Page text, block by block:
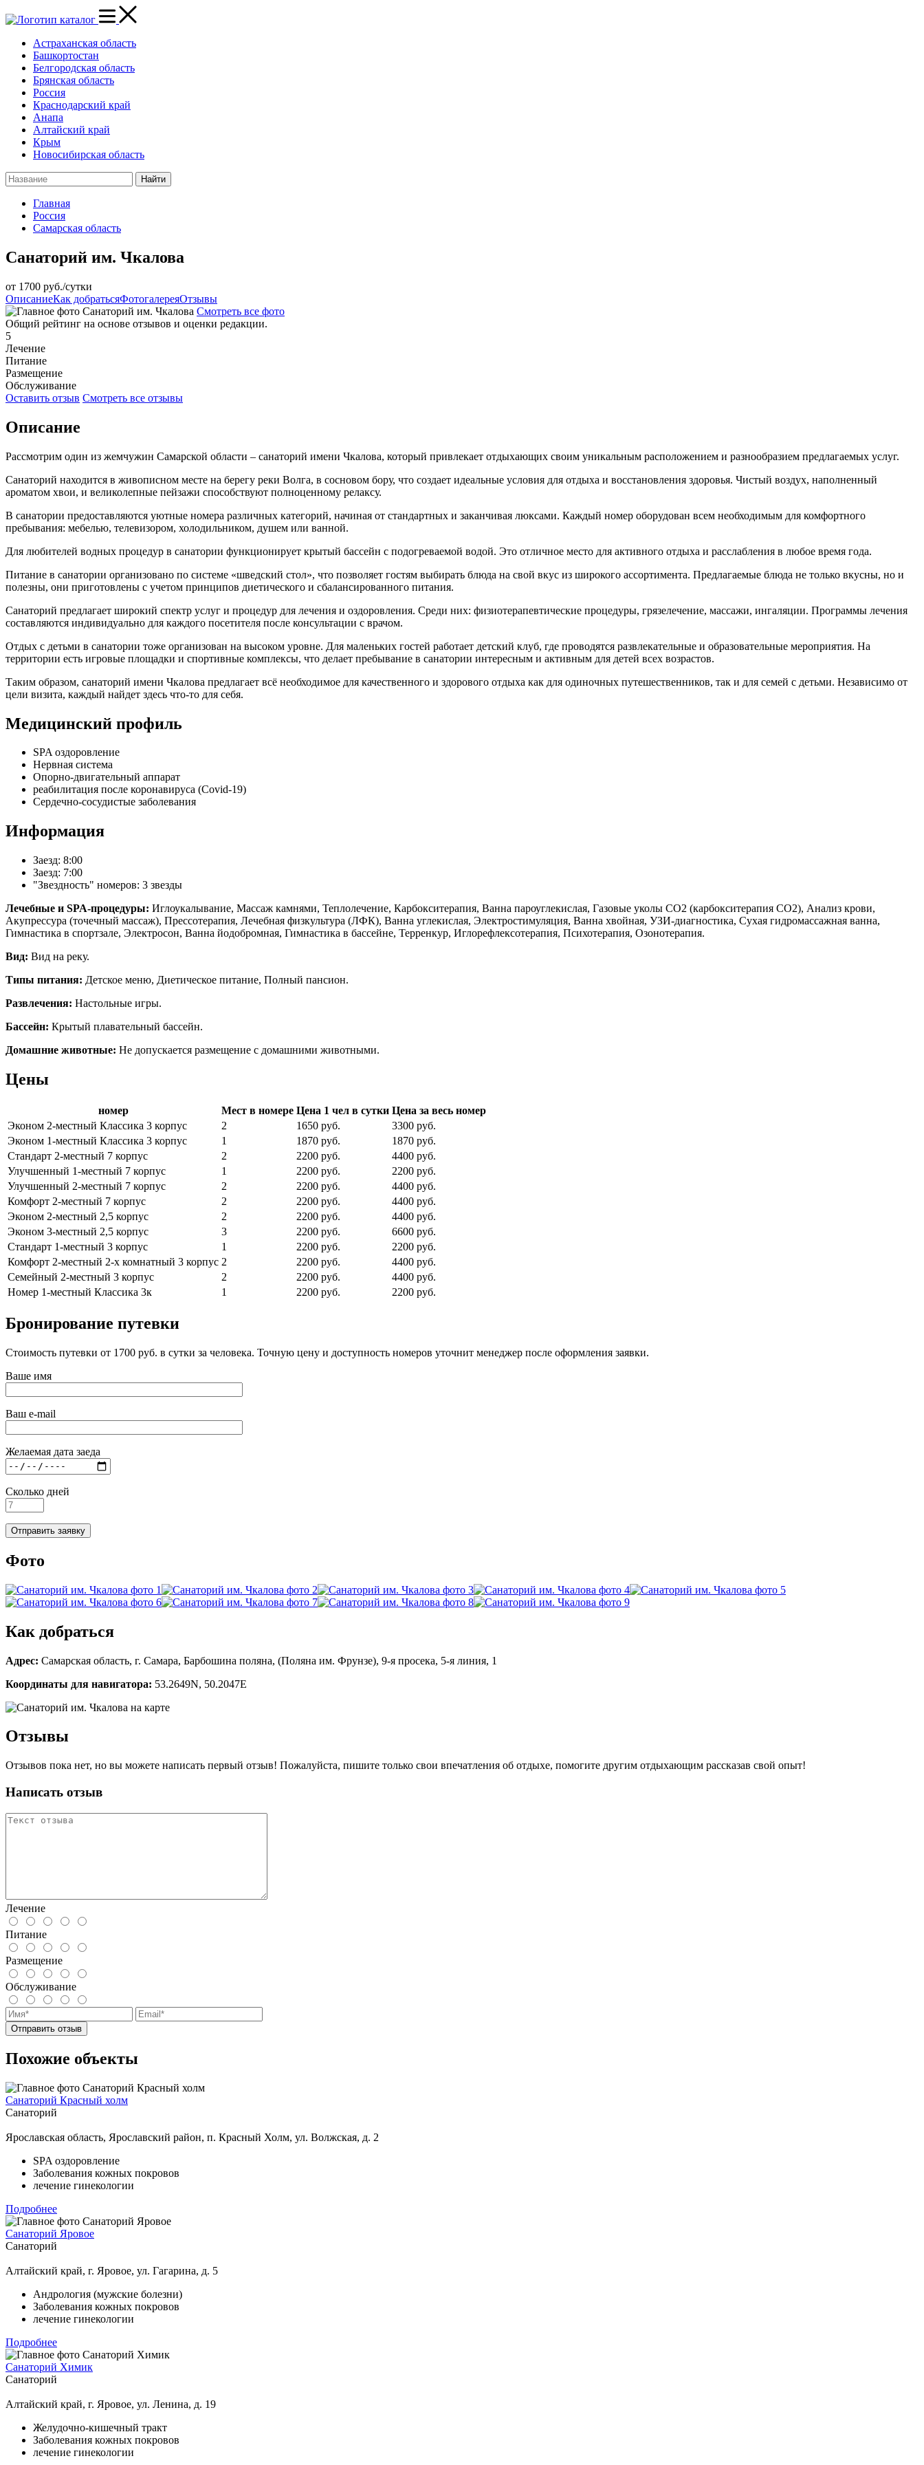
каталог
Астраханская область
Башкортостан
Белгородская область
Брянская область
Россия
Краснодарский край
Анапа
Алтайский край
Крым
Новосибирская область
Главная
Россия
Самарская область
Санаторий им. Чкалова
от 1700 руб./сутки
ОписаниеКак добратьсяФотогалереяОтзывы
Смотреть все фото
Общий рейтинг на основе отзывов и оценки редакции.
5
Лечение
Питание
Размещение
Обслуживание
Оставить отзыв Смотреть все отзывы
Описание
Рассмотрим один из жемчужин Самарской области – санаторий имени Чкалова, который привлекает отдыхающих своим уникальным расположением и разнообразием предлагаемых услуг.
Санаторий находится в живописном месте на берегу реки Волга, в сосновом бору, что создает идеальные условия для отдыха и восстановления здоровья. Чистый воздух, наполненный
ароматом хвои, и великолепные пейзажи способствуют полноценному релаксу.
В санатории предоставляются уютные номера различных категорий, начиная от стандартных и заканчивая люксами. Каждый номер оборудован всем необходимым для комфортного
пребывания: мебелью, телевизором, холодильником, душем или ванной.
Для любителей водных процедур в санатории функционирует крытый бассейн с подогреваемой водой. Это отличное место для активного отдыха и расслабления в любое время года.
Питание в санатории организовано по системе «шведский стол», что позволяет гостям выбирать блюда на свой вкус из широкого ассортимента. Предлагаемые блюда не только вкусны, но и
полезны, они приготовлены с учетом принципов диетического и сбалансированного питания.
Санаторий предлагает широкий спектр услуг и процедур для лечения и оздоровления. Среди них: физиотерапевтические процедуры, грязелечение, массажи, ингаляции. Программы лечения
составляются индивидуально для каждого посетителя после консультации с врачом.
Отдых с детьми в санатории тоже организован на высоком уровне. Для маленьких гостей работает детский клуб, где проводятся развлекательные и образовательные мероприятия. На
территории есть игровые площадки и спортивные комплексы, что делает пребывание в санатории интересным и активным для детей всех возрастов.
Таким образом, санаторий имени Чкалова предлагает всё необходимое для качественного и здорового отдыха как для одиночных путешественников, так и для семей с детьми. Независимо от
цели визита, каждый найдет здесь что-то для себя.
Медицинский профиль
SPA оздоровление
Нервная система
Опорно-двигательный аппарат
реабилитация после коронавируса (Covid-19)
Сердечно-сосудистые заболевания
Информация
Заезд: 8:00
Заезд: 7:00
"Звездность" номеров: 3 звезды
Лечебные и SPA-процедуры: Иглоукалывание, Массаж камнями, Теплолечение, Карбокситерапия, Ванна пароуглекислая, Газовые уколы СО2 (карбокситерапия СО2), Анализ крови,
Акупрессура (точечный массаж), Прессотерапия, Лечебная физкультура (ЛФК), Ванна углекислая, Электростимуляция, Ванна хвойная, УЗИ-диагностика, Сухая гидромассажная ванна,
Гимнастика в спортзале, Электросон, Ванна йодобромная, Гимнастика в бассейне, Терренкур, Иглорефлексотерапия, Психотерапия, Озонотерапия.
Вид: Вид на реку.
Типы питания: Детское меню, Диетическое питание, Полный пансион.
Развлечения: Настольные игры.
Бассейн: Крытый плавательный бассейн.
Домашние животные: Не допускается размещение с домашними животными.
Цены
номер Мест в номере Цена 1 чел в сутки Цена за весь номер
Эконом 2-местный Классика 3 корпус
2 1650 руб.
3300 руб.
Эконом 1-местный Классика 3 корпус
1 1870 руб.
1870 руб.
Стандарт 2-местный 7 корпус
2 2200 руб.
4400 руб.
Улучшенный 1-местный 7 корпус
1 2200 руб.
2200 руб.
Улучшенный 2-местный 7 корпус
2 2200 руб.
4400 руб.
Комфорт 2-местный 7 корпус
2 2200 руб.
4400 руб.
Эконом 2-местный 2,5 корпус
2 2200 руб.
4400 руб.
Эконом 3-местный 2,5 корпус
3 2200 руб.
6600 руб.
Стандарт 1-местный 3 корпус
1 2200 руб.
2200 руб.
Комфорт 2-местный 2-х комнатный 3 корпус 2 2200 руб.
4400 руб.
Семейный 2-местный 3 корпус
2 2200 руб.
4400 руб.
Номер 1-местный Классика 3к
1 2200 руб. 2200 руб.
Бронирование путевки
Стоимость путевки от 1700 руб. в сутки за человека. Точную цену и доступность номеров уточнит менеджер после оформления заявки.
Ваше имя
Ваш e-mail
Желаемая дата заеда
Сколько дней
Фото
Как добраться
Адрес: Самарская область, г. Самара, Барбошина поляна, (Полянa им. Фрунзе), 9-я просекa, 5-я линия, 1
Координаты для навигатора: 53.2649N, 50.2047Е
Отзывы
Отзывов пока нет, но вы можете написать первый отзыв! Пожалуйста, пишите только свои впечатления об отдыхе, помогите другим отдыхающим рассказав свой опыт!
Написать отзыв
Лечение
Питание
Размещение
Обслуживание
Похожие объекты
Санаторий Красный холм
Санаторий
Ярославская область, Ярославский район, п. Красный Холм, ул. Волжская, д. 2
SPA оздоровление
Заболевания кожных покровов
лечение гинекологии
Подробнее
Санаторий Яровое
Санаторий
Алтайский край, г. Яровое, ул. Гагарина, д. 5
Андрология (мужские болезни)
Заболевания кожных покровов
лечение гинекологии
Подробнее
Санаторий Химик
Санаторий
Алтайский край, г. Яровое, ул. Ленина, д. 19
Желудочно-кишечный тракт
Заболевания кожных покровов
лечение гинекологии